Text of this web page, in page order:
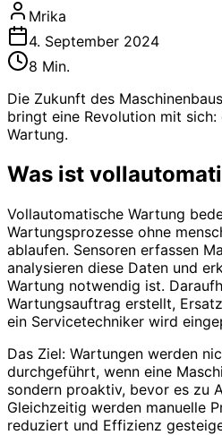
Mrika
4. September 2024
8 Min.
Die Zukunft des
bringt eine Revolution mit
Wartung.
Was ist
Vollautomatische Wartung
Wartungsprozesse ohne
ablaufen. Sensoren erfassen
analysieren diese Daten und
Wartung notwendig ist.
Wartungsauftrag erstellt,
ein Servicetechniker wird
Das Ziel: Wartungen werden
durchgeführt, wenn eine
sondern proaktiv, bevor es zu
Gleichzeitig werden manuelle
reduziert und Effizienz